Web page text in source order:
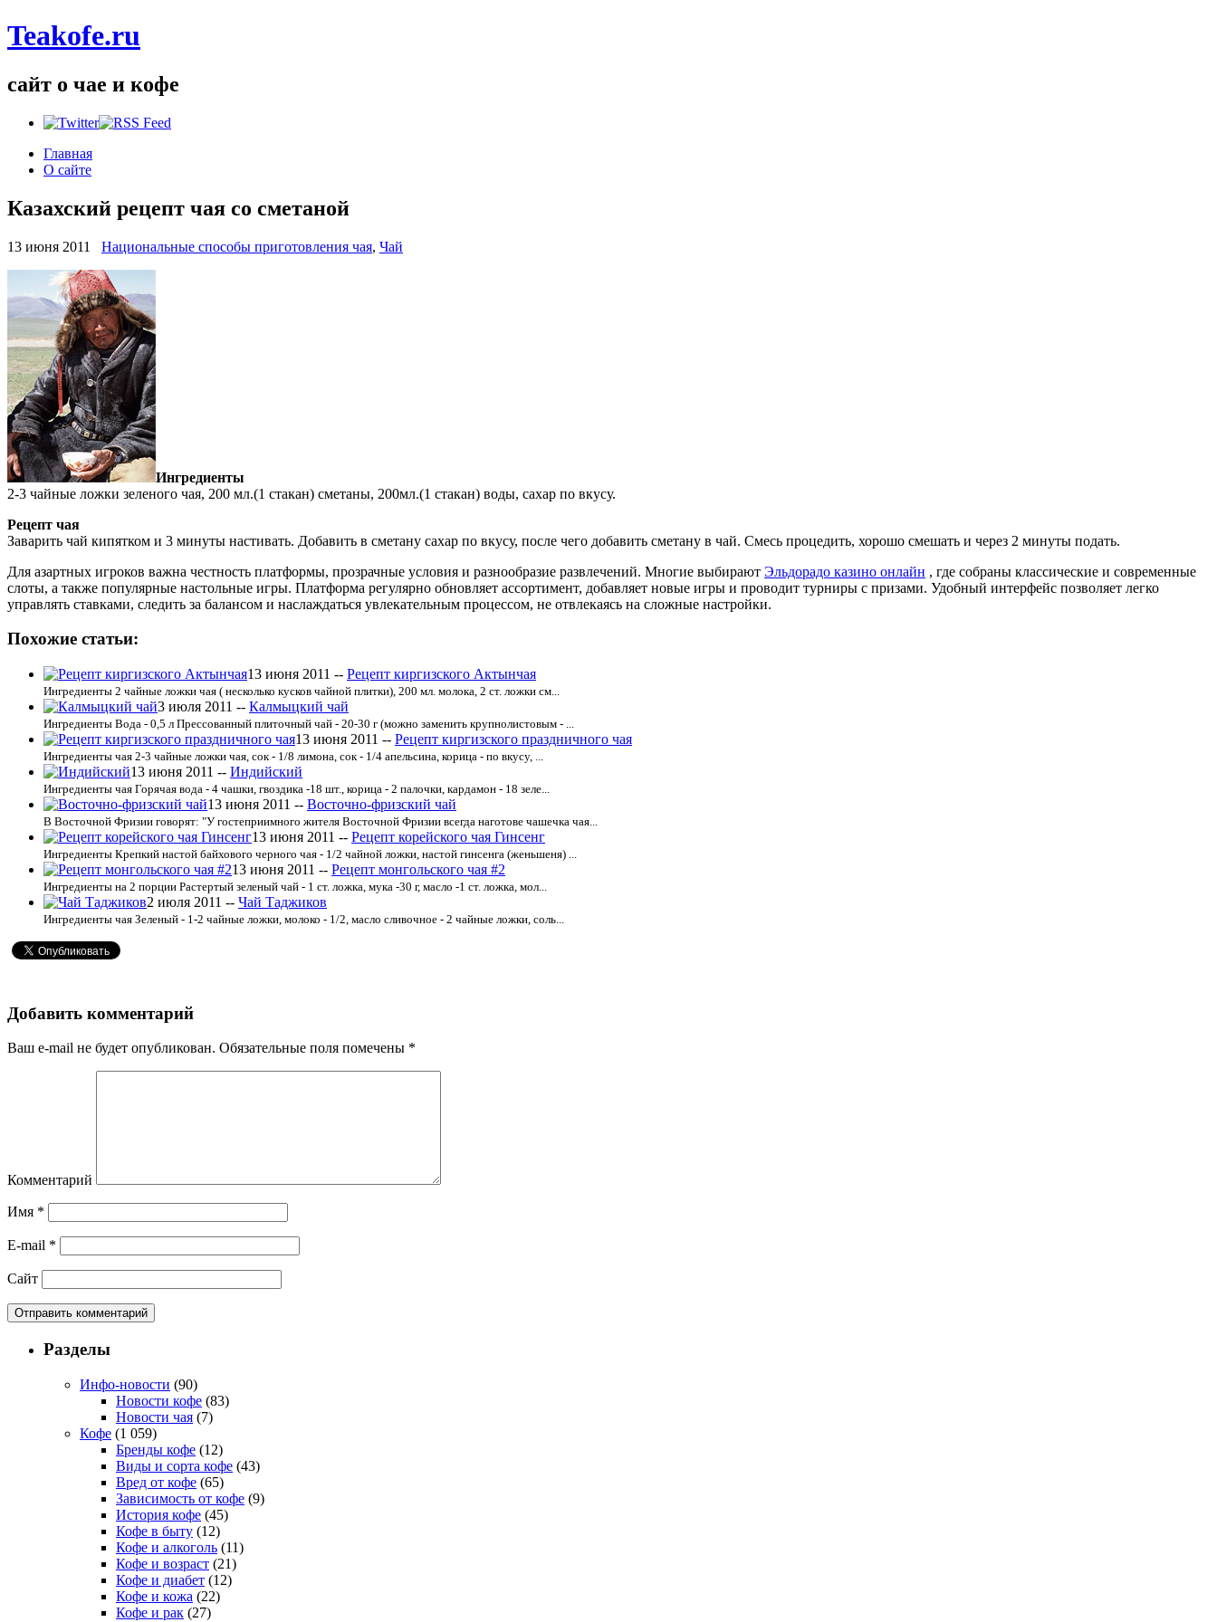
Teakofe.ru
сайт о чае и кофе
Главная
О сайте
Казахский рецепт чая со сметаной
13 июня 2011 Национальные способы приготовления чая, Чай
Ингредиенты
2-3 чайные ложки зеленого чая, 200 мл.(1 стакан) сметаны, 200мл.(1 стакан) воды, сахар по вкусу.
Рецепт чая
Заварить чай кипятком и 3 минуты настивать. Добавить в сметану сахар по вкусу, после чего добавить сметану в чай. Смесь процедить, хорошо смешать и через 2 минуты подать.
Для азартных игроков важна честность платформы, прозрачные условия и разнообразие развлечений. Многие выбирают Эльдорадо казино онлайн , где собраны классические и современные
слоты, а также популярные настольные игры. Платформа регулярно обновляет ассортимент, добавляет новые игры и проводит турниры с призами. Удобный интерфейс позволяет легко
управлять ставками, следить за балансом и наслаждаться увлекательным процессом, не отвлекаясь на сложные настройки.
Похожие статьи:
13 июня 2011 -- Рецепт киргизского Актынчая
Ингредиенты 2 чайные ложки чая ( несколько кусков чайной плитки), 200 мл. молока, 2 ст. ложки см...
3 июля 2011 -- Калмыцкий чай
Ингредиенты Вода - 0,5 л Прессованный плиточный чай - 20-30 г (можно заменить крупнолистовым - ...
13 июня 2011 -- Рецепт киргизского праздничного чая
Ингредиенты чая 2-3 чайные ложки чая, сок - 1/8 лимона, сок - 1/4 апельсина, корица - по вкусу, ...
13 июня 2011 -- Индийский
Ингредиенты чая Горячая вода - 4 чашки, гвоздика -18 шт., корица - 2 палочки, кардамон - 18 зеле...
13 июня 2011 -- Восточно-фризский чай
В Восточной Фризии говорят: "У гостеприимного жителя Восточной Фризии всегда наготове чашечка чая...
13 июня 2011 -- Рецепт корейского чая Гинсенг
Ингредиенты Крепкий настой байхового черного чая - 1/2 чайной ложки, настой гинсенга (женьшеня) ...
13 июня 2011 -- Рецепт монгольского чая #2
Ингредиенты на 2 порции Растертый зеленый чай - 1 ст. ложка, мука -30 г, масло -1 ст. ложка, мол...
2 июля 2011 -- Чай Таджиков
Ингредиенты чая Зеленый - 1-2 чайные ложки, молоко - 1/2, масло сливочное - 2 чайные ложки, соль...
Добавить комментарий
Ваш e-mail не будет опубликован. Обязательные поля помечены *
Комментарий
Имя *
E-mail *
Сайт
Разделы
Инфо-новости (90)
Новости кофе (83)
Новости чая (7)
Кофе (1 059)
Бренды кофе (12)
Виды и сорта кофе (43)
Вред от кофе (65)
Зависимость от кофе (9)
История кофе (45)
Кофе в быту (12)
Кофе и алкоголь (11)
Кофе и возраст (21)
Кофе и диабет (12)
Кофе и кожа (22)
Кофе и рак (27)